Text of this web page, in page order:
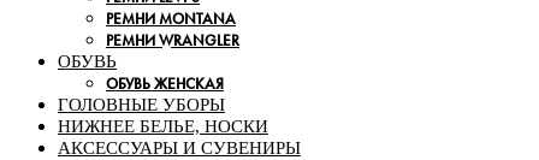
РЕМНИ MONTANA
РЕМНИ WRANGLER
ОБУВЬ
ОБУВЬ ЖЕНСКАЯ
ГОЛОВНЫЕ УБОРЫ
НИЖНЕЕ БЕЛЬЕ, НОСКИ
АКСЕССУАРЫ И СУВЕНИРЫ